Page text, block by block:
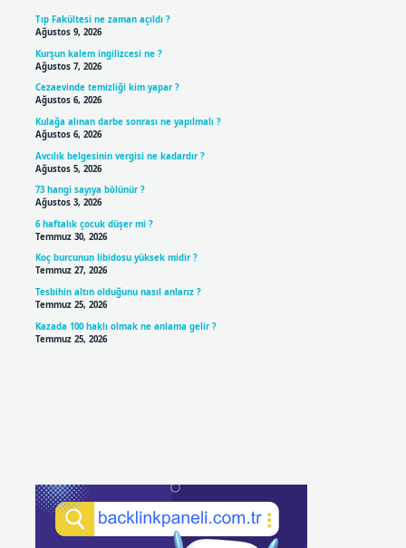
Tıp Fakültesi ne zaman açıldı ?
Ağustos 9, 2026
Kurşun kalem ingilizcesi ne ?
Ağustos 7, 2026
Cezaevinde temizliği kim yapar ?
Ağustos 6, 2026
Kulağa alınan darbe sonrası ne yapılmalı ?
Ağustos 6, 2026
Avcılık belgesinin vergisi ne kadardır ?
Ağustos 5, 2026
73 hangi sayıya bölünür ?
Ağustos 3, 2026
6 haftalık çocuk düşer mi ?
Temmuz 30, 2026
Koç burcunun libidosu yüksek midir ?
Temmuz 27, 2026
Tesbihin altın olduğunu nasıl anlarız ?
Temmuz 25, 2026
Kazada 100 haklı olmak ne anlama gelir ?
Temmuz 25, 2026